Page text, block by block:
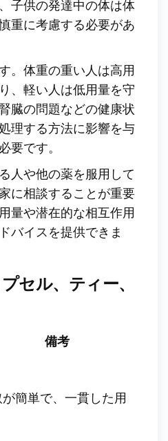
子供の発達中の体は体
重に考慮する必要があ
。体重の重い人は高用
、軽い人は低用量を守
臓の問題などの健康状
理する方法に影響を与
要です。
人や他の薬を服用して
に相談することが重要
量や潜在的な相互作用
バイスを提供できま
セル、ティー、
備考
簡単で、一貫した用